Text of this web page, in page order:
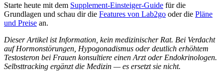
Starte heute mit dem Supplement-Einsteiger-Guide für die
Grundlagen und schau dir die Features von Lab2go oder die Pläne
und Preise an.
Dieser Artikel ist Information, kein medizinischer Rat. Bei Verdacht
auf Hormonstörungen, Hypogonadismus oder deutlich erhöhtem
Testosteron bei Frauen konsultiere einen Arzt oder Endokrinologen.
Selbsttracking ergänzt die Medizin — es ersetzt sie nicht.